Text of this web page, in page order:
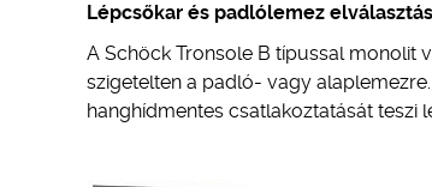
Lépcsőkar és padlólemez
A Schöck Tronsole B típussal monolit
szigetelten a padló- vagy
hanghídmentes csatlakoztatását teszi